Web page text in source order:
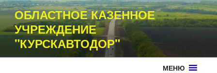
Перейти
к
содержимому
ОБЛАСТНОЕ КАЗЕННОЕ
УЧРЕЖДЕНИЕ
"КУРСКАВТОДОР"
МЕНЮ